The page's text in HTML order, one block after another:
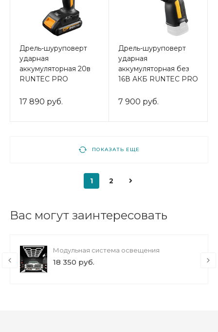
Дрель-шуруповерт
ударная
аккумуляторная 20в
RUNTEC PRO
17 890 руб.
Дрель-шуруповерт
ударная
аккумуляторная без
16В АКБ RUNTEC PRO
7 900 руб.
ПОКАЗАТЬ ЕЩЕ
1 2
Вас могут заинтересовать
Модульная система освещения
18 350 руб.